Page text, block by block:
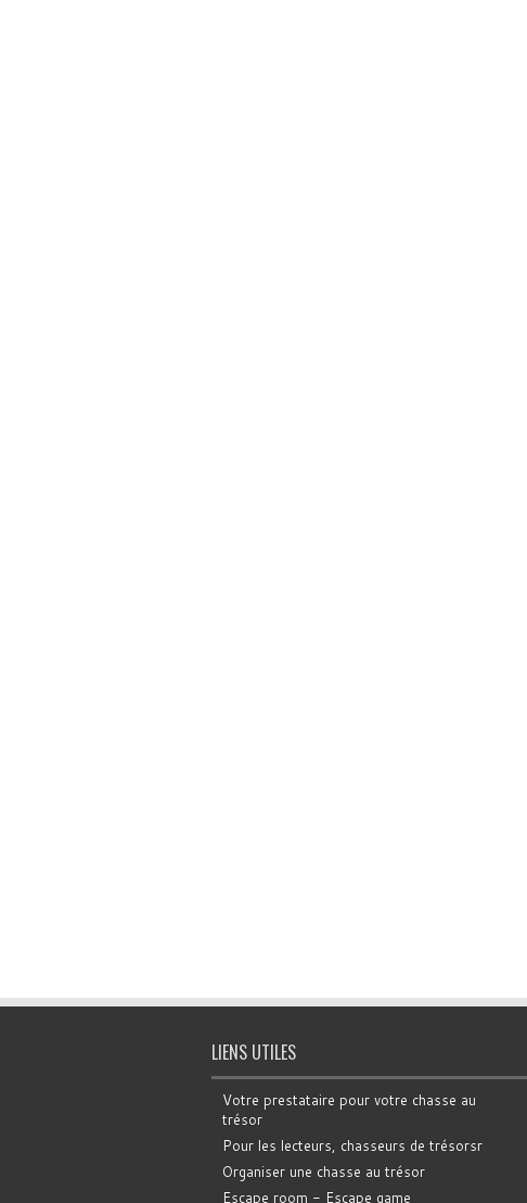
LIENS UTILES
Votre prestataire pour votre chasse au
trésor
Pour les lecteurs, chasseurs de trésorsr
Organiser une chasse au trésor
Escape room - Escape game